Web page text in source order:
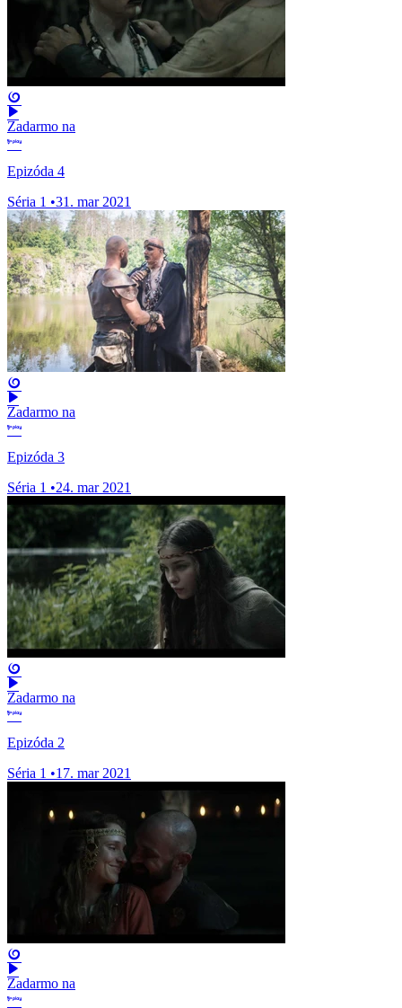
Zadarmo na
Epizóda 4
Séria 1 •31. mar 2021
Zadarmo na
Epizóda 3
Séria 1 •24. mar 2021
Zadarmo na
Epizóda 2
Séria 1 •17. mar 2021
Zadarmo na